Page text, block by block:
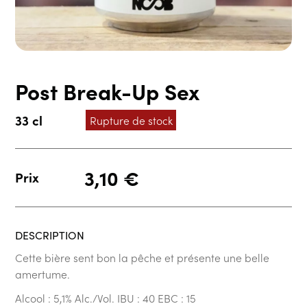
Post Break-Up Sex
33 cl Rupture de stock
Prix 3,10 €
DESCRIPTION
Cette bière sent bon la pêche et présente une belle
amertume.
Alcool : 5,1% Alc./Vol. IBU : 40 EBC : 15